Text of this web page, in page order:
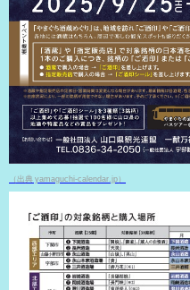
（出典 yamaguchi-calendar.jp）